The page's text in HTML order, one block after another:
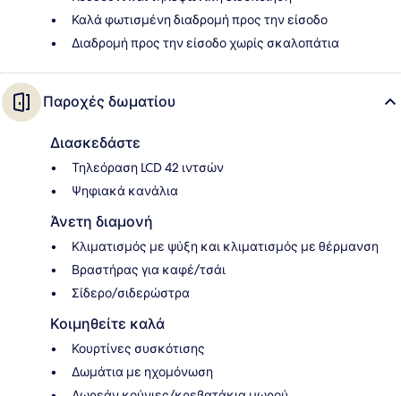
Καλά φωτισμένη διαδρομή προς την είσοδο
Διαδρομή προς την είσοδο χωρίς σκαλοπάτια
Παροχές δωματίου
Διασκεδάστε
Τηλεόραση LCD 42 ιντσών
Ψηφιακά κανάλια
Άνετη διαμονή
Κλιματισμός με ψύξη και κλιματισμός με θέρμανση
Βραστήρας για καφέ/τσάι
Σίδερο/σιδερώστρα
Κοιμηθείτε καλά
Κουρτίνες συσκότισης
Δωμάτια με ηχομόνωση